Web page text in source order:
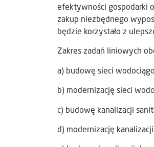
efektywności gospodarki
zakup niezbędnego
będzie korzystało z
Zakres zadań liniowych
a) budowę sieci
b) modernizację sieci
c) budowę kanalizacji
d) modernizację